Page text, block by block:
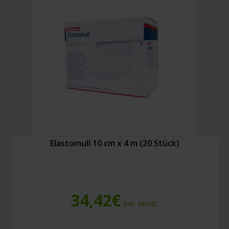
Elastomull 10 cm x 4 m (20 Stück)
34,42€ Inkl. MwSt.